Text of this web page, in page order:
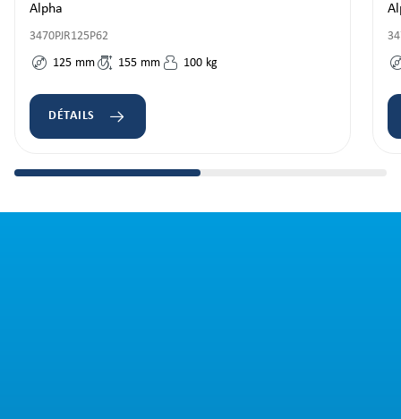
Alpha
3470PJR125P62
125 mm 155 mm 100 kg
DÉTAILS